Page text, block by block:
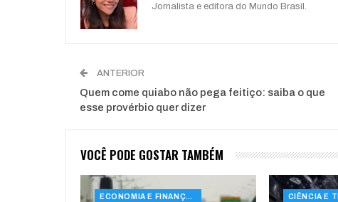
Jornalista e editora do Mundo Brasil.
ANTERIOR
Quem come quiabo não pega feitiço: saiba o que
esse provérbio quer dizer
VOCÊ PODE GOSTAR TAMBÉM
ECONOMIA E FINANÇAS